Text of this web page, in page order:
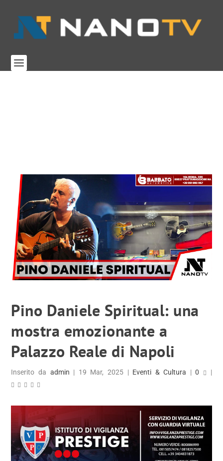
Pino Daniele Spiritual: una
mostra emozionante a
Palazzo Reale di Napoli
Inserito da admin | 19 Mar, 2025| Eventi & Cultura |0 |